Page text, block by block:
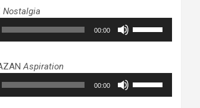
pour
augmenter
ou
volume.
Nostalgia
00:00
pour
augmenter
ou
Aspiration
00:00